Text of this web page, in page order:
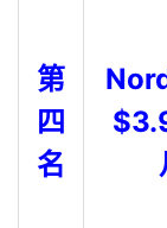
第
四
名